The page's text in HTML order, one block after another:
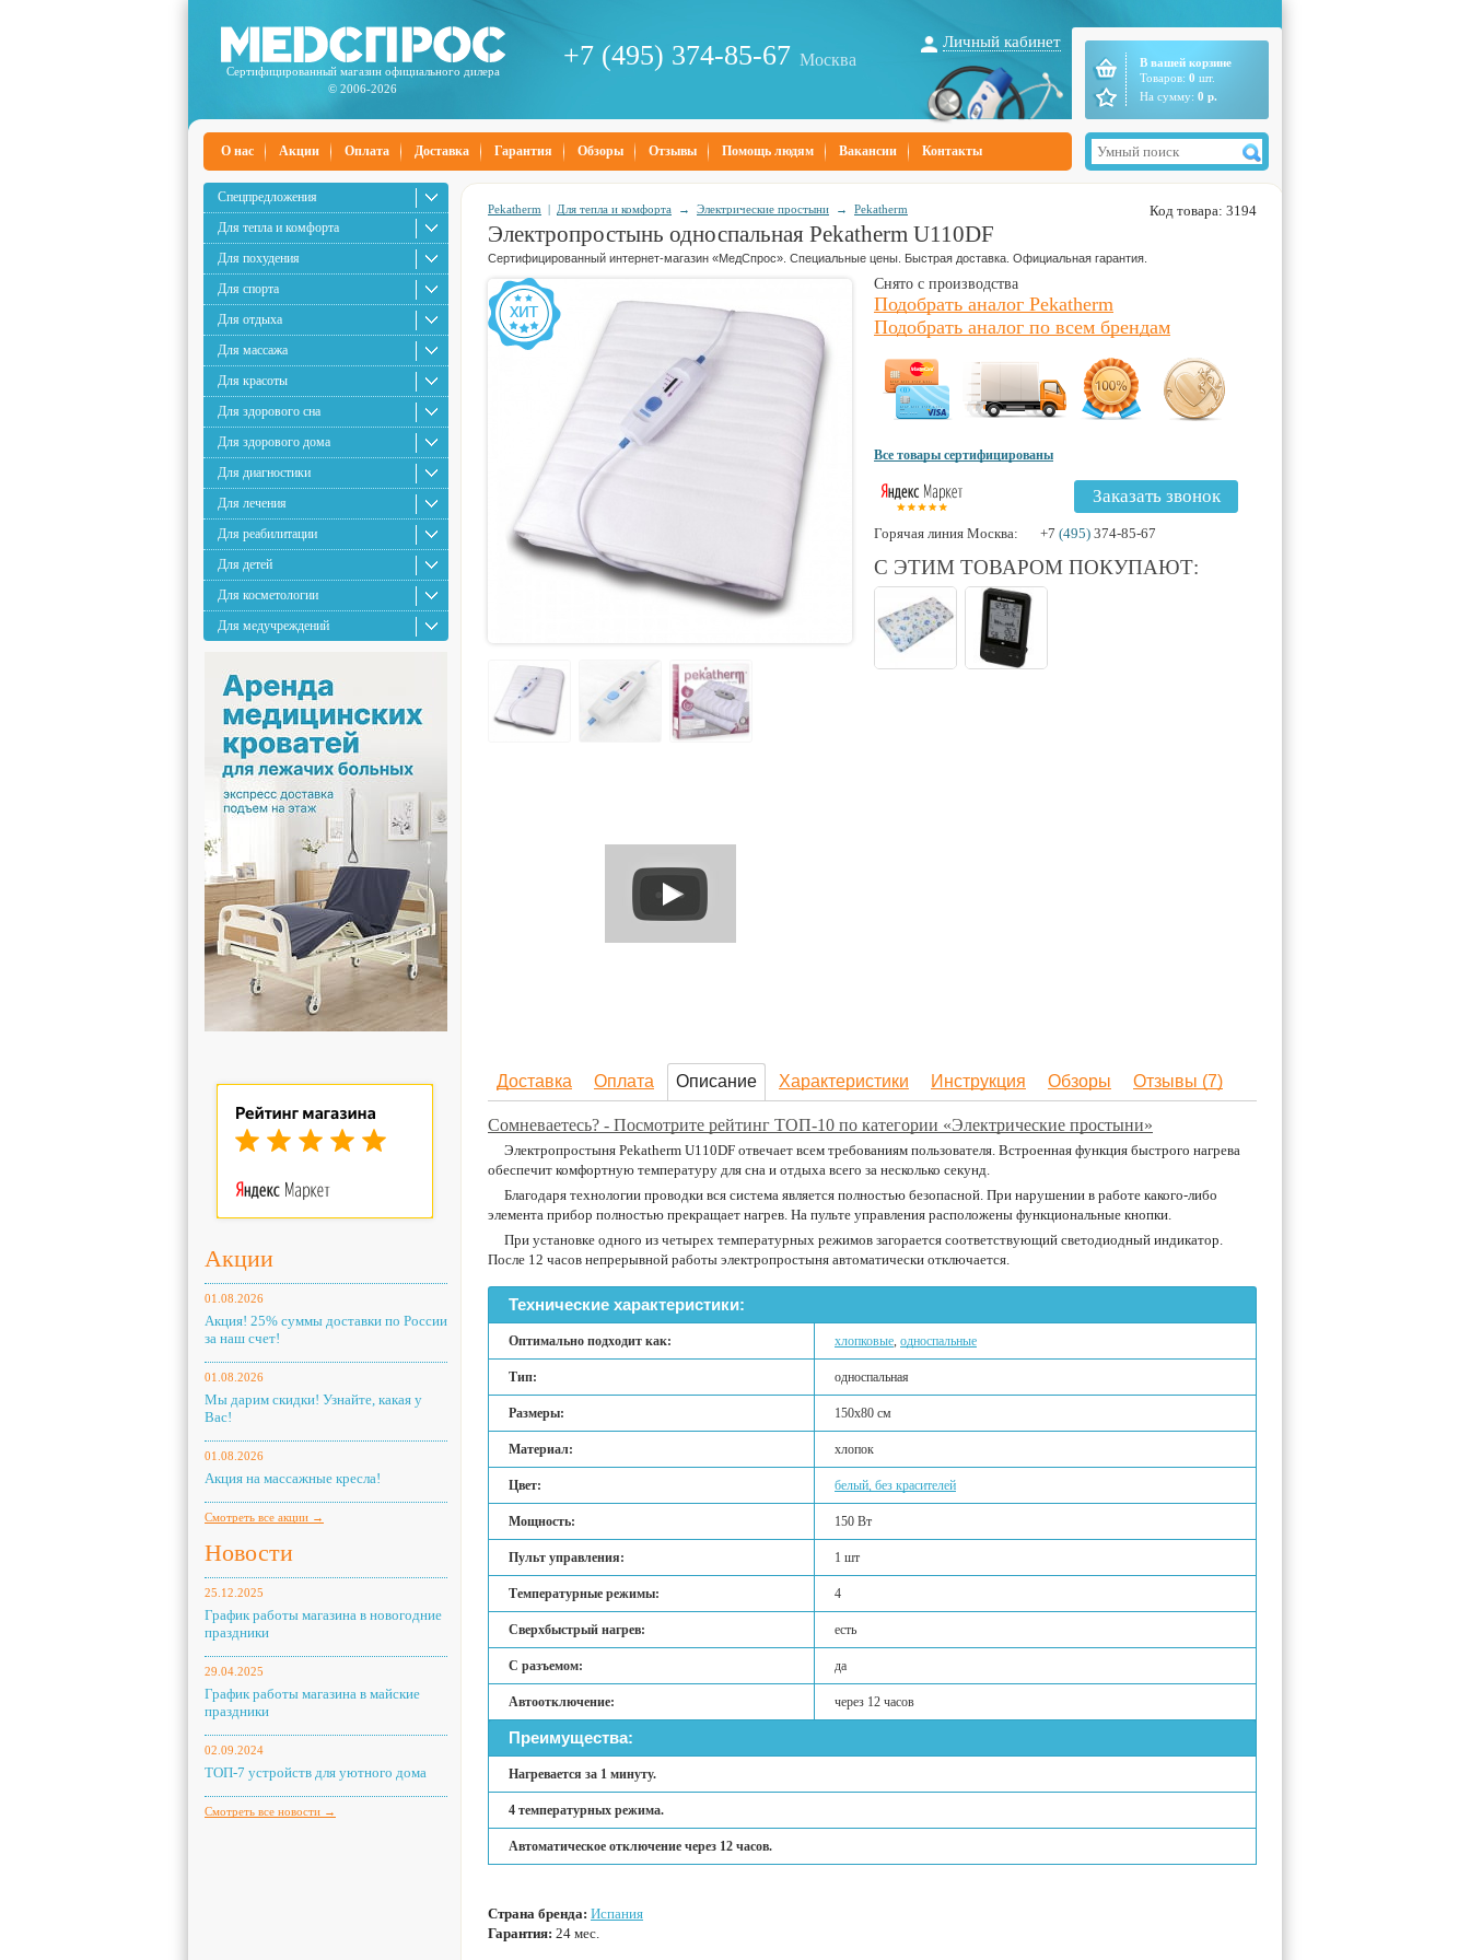
Сертифицированный магазин официального дилера
© 2006-2026
+7 (495) 374-85-67 Москва
Личный кабинет
В вашей корзине
Товаров: 0 шт.
На сумму: 0 р.
О нас Акции Оплата Доставка Гарантия Обзоры Отзывы Помощь людям Вакансии Контакты
Спецпредложения
Для тепла и комфорта
Для похудения
Для спорта
Для отдыха
Для массажа
Для красоты
Для здорового сна
Для здорового дома
Для диагностики
Для лечения
Для реабилитации
Для детей
Для косметологии
Для медучреждений
Акции
01.08.2026
Акция! 25% суммы доставки по России
за наш счет!
01.08.2026
Мы дарим скидки! Узнайте, какая у
Вас!
01.08.2026
Акция на массажные кресла!
Смотреть все акции →
Новости
25.12.2025
График работы магазина в новогодние
праздники
29.04.2025
График работы магазина в майские
праздники
02.09.2024
ТОП-7 устройств для уютного дома
Смотреть все новости →
Код товара: 3194
Pekatherm | Для тепла и комфорта → Электрические простыни → Pekatherm
Электропростынь односпальная Pekatherm U110DF
Сертифицированный интернет-магазин «МедСпрос». Специальные цены. Быстрая доставка. Официальная гарантия.
Снято с производства
Подобрать аналог Pekatherm
Подобрать аналог по всем брендам
Все товары сертифицированы
Заказать звонок
Горячая линия Москва: +7 (495) 374-85-67
С ЭТИМ ТОВАРОМ ПОКУПАЮТ:
Доставка Оплата Описание Характеристики Инструкция Обзоры Отзывы (7)
Сомневаетесь? - Посмотрите рейтинг ТОП-10 по категории «Электрические простыни»
Электропростыня Pekatherm U110DF отвечает всем требованиям пользователя. Встроенная функция быстрого нагрева
обеспечит комфортную температуру для сна и отдыха всего за несколько секунд.
Благодаря технологии проводки вся система является полностью безопасной. При нарушении в работе какого-либо
элемента прибор полностью прекращает нагрев. На пульте управления расположены функциональные кнопки.
При установке одного из четырех температурных режимов загорается соответствующий светодиодный индикатор.
После 12 часов непрерывной работы электропростыня автоматически отключается.
Технические характеристики:
Оптимально подходит как: хлопковые, односпальные
Тип: односпальная
Размеры: 150х80 см
Материал: хлопок
Цвет: белый, без красителей
Мощность: 150 Вт
Пульт управления: 1 шт
Температурные режимы: 4
Сверхбыстрый нагрев: есть
С разъемом: да
Автоотключение: через 12 часов
Преимущества:
Нагревается за 1 минуту.
4 температурных режима.
Автоматическое отключение через 12 часов.
Страна бренда: Испания
Гарантия: 24 мес.